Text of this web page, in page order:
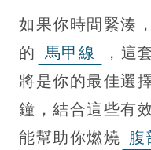
如果你時間緊湊
的 馬甲線
，這
將是你的最佳選
鐘，結合這些有
能幫助你燃燒 腹